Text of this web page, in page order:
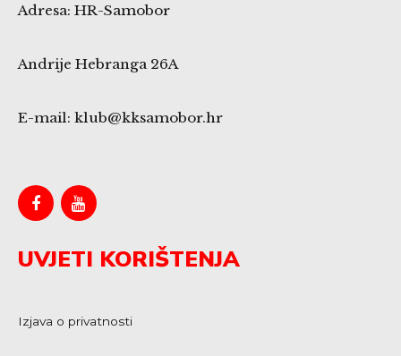
Adresa: HR-Samobor
Andrije Hebranga 26A
E-mail: klub@kksamobor.hr
UVJETI KORIŠTENJA
Izjava o privatnosti